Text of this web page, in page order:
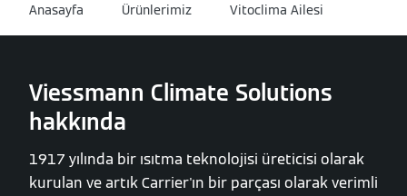
Anasayfa Ürünlerimiz Vitoclima Ailesi
Viessmann Climate Solutions
hakkında
1917 yılında bir ısıtma teknolojisi üreticisi olarak
kurulan ve artık Carrier'ın bir parçası olarak verimli